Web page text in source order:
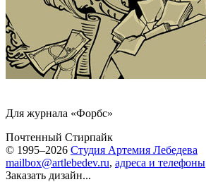
Для журнала «Форбс»
Почтенный Стирпайк
© 1995–2026 Студия Артемия Лебедева
mailbox@artlebedev.ru, адреса и телефоны
Заказать дизайн...